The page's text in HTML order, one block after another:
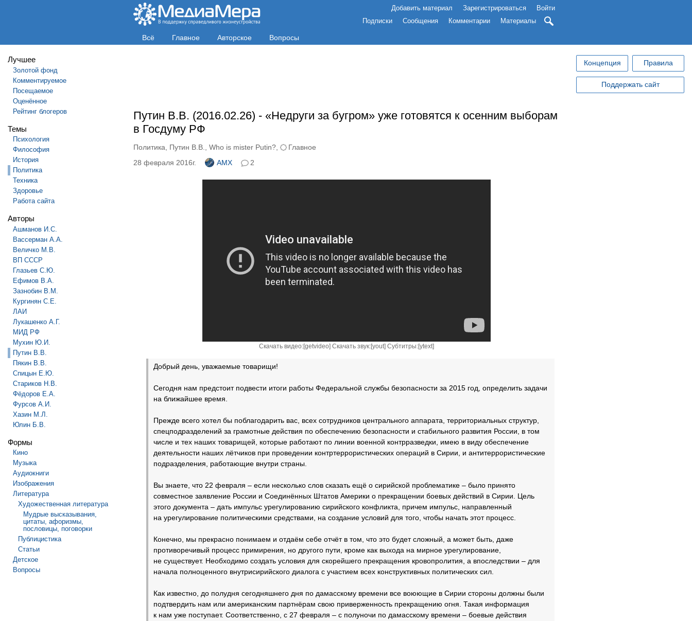
Добавить материал Зарегистрироваться
Войти
Подписки
Сообщения Комментарии Материалы
Всё Главное Авторское Вопросы
Лучшее
Золотой фонд
Комментируемое
Посещаемое
Оценённое
Рейтинг блогеров
Темы
Психология
Философия
История
Политика
Техника
Здоровье
Работа сайта
Авторы
Ашманов И.С.
Вассерман А.А.
Величко М.В.
ВП СССР
Глазьев С.Ю.
Ефимов В.А.
Зазнобин В.М.
Кургинян С.Е.
ЛАИ
Лукашенко А.Г.
МИД РФ
Мухин Ю.И.
Путин В.В.
Пякин В.В.
Спицын Е.Ю.
Стариков Н.В.
Фёдоров Е.А.
Фурсов А.И.
Хазин М.Л.
Юлин Б.В.
Формы
Кино
Музыка
Аудиокниги
Изображения
Литература
Художественная литература
Мудрые высказывания,
цитаты, афоризмы,
пословицы, поговорки
Публицистика
Статьи
Детское
Вопросы
Путин В.В. (2016.02.26) - «Недруги за бугром» уже готовятся к осенним выборам
в Госдуму РФ
Политика Путин В.В. Who is mister Putin?
Главное
28 февраля 2016г.
AMX 2
Скачать видео:[getvideo] Скачать звук:[yout] Субтитры:[ytext]
Добрый день, уважаемые товарищи!
Сегодня нам предстоит подвести итоги работы Федеральной службы безопасности за 2015 год, определить задачи
на ближайшее время.
Прежде всего хотел бы поблагодарить вас, всех сотрудников центрального аппарата, территориальных структур,
спецподразделений за грамотные действия по обеспечению безопасности и стабильного развития России, в том
числе и тех наших товарищей, которые работают по линии военной контрразведки, имею в виду обеспечение
деятельности наших лётчиков при проведении контртеррористических операций в Сирии, и антитеррористические
подразделения, работающие внутри страны.
Вы знаете, что 22 февраля – если несколько слов сказать ещё о сирийской проблематике – было принято
совместное заявление России и Соединённых Штатов Америки о прекращении боевых действий в Сирии. Цель
этого документа – дать импульс урегулированию сирийского конфликта, причем импульс, направленный
на урегулирование политическими средствами, на создание условий для того, чтобы начать этот процесс.
Конечно, мы прекрасно понимаем и отдаём себе отчёт в том, что это будет сложный, а может быть, даже
противоречивый процесс примирения, но другого пути, кроме как выхода на мирное урегулирование,
не существует. Необходимо создать условия для скорейшего прекращения кровопролития, а впоследствии – для
начала полноценного внутрисирийского диалога с участием всех конструктивных политических сил.
Как известно, до полудня сегодняшнего дня по дамасскому времени все воюющие в Сирии стороны должны были
подтвердить нам или американским партнёрам свою приверженность прекращению огня. Такая информация
к нам уже поступает. Соответственно, с 27 февраля – с полуночи по дамасскому времени – боевые действия
Концепция Правила
Поддержать сайт